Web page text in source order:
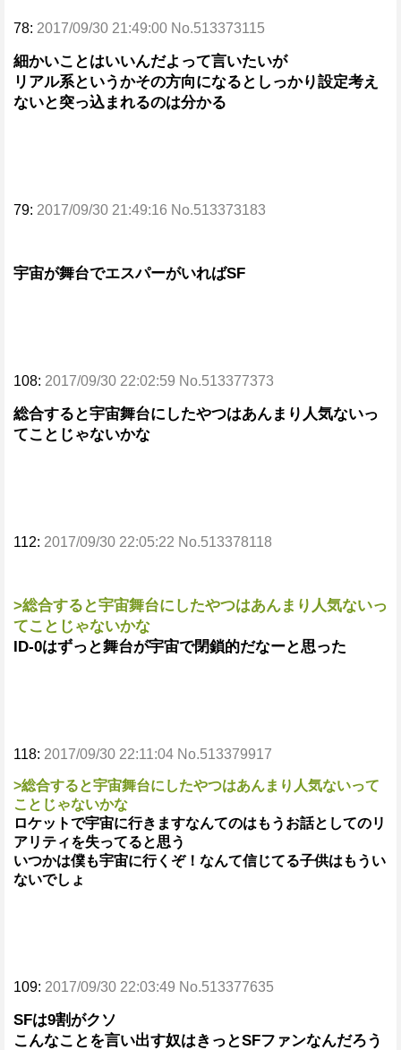
78: 2017/09/30 21:49:00 No.513373115
細かいことはいいんだよって言いたいが
リアル系というかその方向になるとしっかり設定考え
ないと突っ込まれるのは分かる
79: 2017/09/30 21:49:16 No.513373183
宇宙が舞台でエスパーがいればSF
108: 2017/09/30 22:02:59 No.513377373
総合すると宇宙舞台にしたやつはあんまり人気ないっ
てことじゃないかな
112: 2017/09/30 22:05:22 No.513378118
>総合すると宇宙舞台にしたやつはあんまり人気ないっ
てことじゃないかな
ID-0はずっと舞台が宇宙で閉鎖的だなーと思った
118: 2017/09/30 22:11:04 No.513379917
>総合すると宇宙舞台にしたやつはあんまり人気ないって
ことじゃないかな
ロケットで宇宙に行きますなんてのはもうお話としてのリ
アリティを失ってると思う
いつかは僕も宇宙に行くぞ！なんて信じてる子供はもうい
ないでしょ
109: 2017/09/30 22:03:49 No.513377635
SFは9割がクソ
こんなことを言い出す奴はきっとSFファンなんだろう